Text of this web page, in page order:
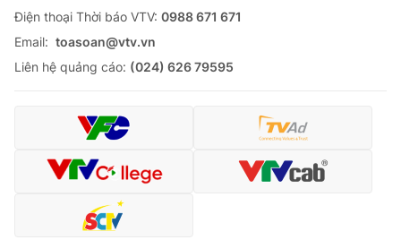
Ðiện thoại Thời báo VTV: 0988 671 671
Email: toasoan@vtv.vn
Liên hệ quảng cáo: (024) 626 79595